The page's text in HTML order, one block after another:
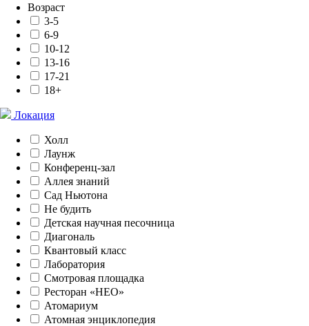
Возраст
3-5
6-9
10-12
13-16
17-21
18+
Локация
Холл
Лаунж
Конференц-зал
Аллея знаний
Сад Ньютона
Не будить
Детская научная песочница
Диагональ
Квантовый класс
Лаборатория
Смотровая площадка
Ресторан «НЕО»
Атомариум
Атомная энциклопедия